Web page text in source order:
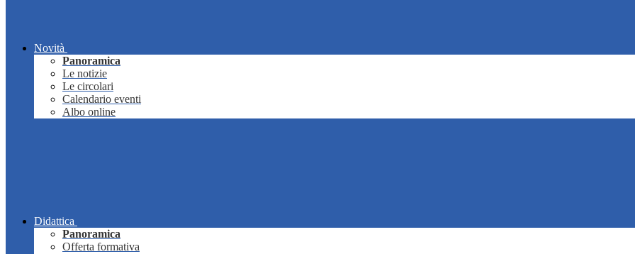
Novità
Panoramica
Le notizie
Le circolari
Calendario eventi
Albo online
Didattica
Panoramica
Offerta formativa